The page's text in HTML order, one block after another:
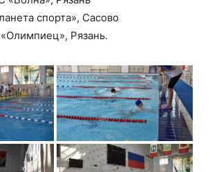
спорта», Сасово
Рязань.